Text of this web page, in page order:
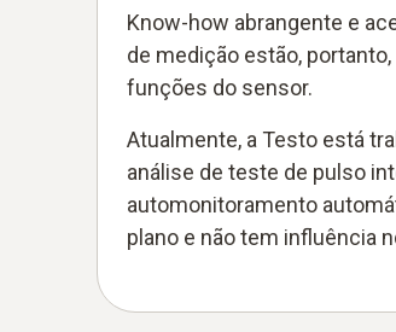
Know-how abrangente e
de medição estão,
funções do sensor.
Atualmente, a Testo está
análise de teste de pulso
automonitoramento
plano e não tem influência